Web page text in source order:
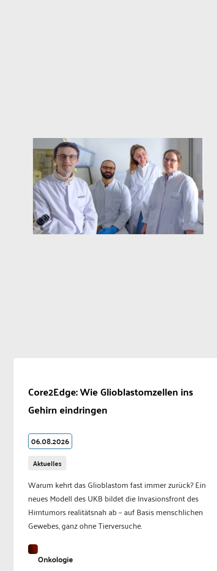
Core2Edge: Wie Glioblastomzellen ins
Gehirn eindringen
06.08.2026
Aktuelles
Warum kehrt das Glioblastom fast immer zurück? Ein
neues Modell des UKB bildet die Invasionsfront des
Hirntumors realitätsnah ab – auf Basis menschlichen
Gewebes, ganz ohne Tierversuche.
Onkologie